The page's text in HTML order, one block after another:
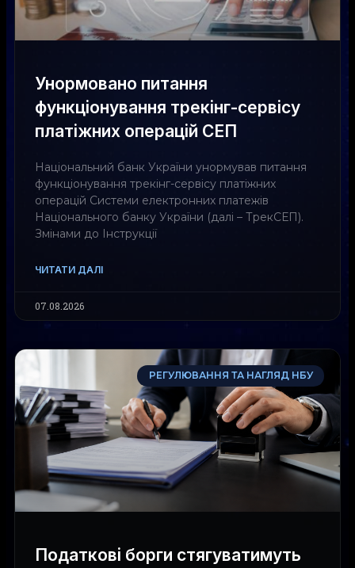
Унормовано питання
функціонування трекінг-сервісу
платіжних операцій СЕП
Національний банк України унормував питання
функціонування трекінг-сервісу платіжних
операцій Системи електронних платежів
Національного банку України (далі – ТрекСЕП).
Змінами до Інструкції
ЧИТАТИ ДАЛІ
07.08.2026
РЕГУЛЮВАННЯ ТА НАГЛЯД НБУ
Податкові борги стягуватимуть